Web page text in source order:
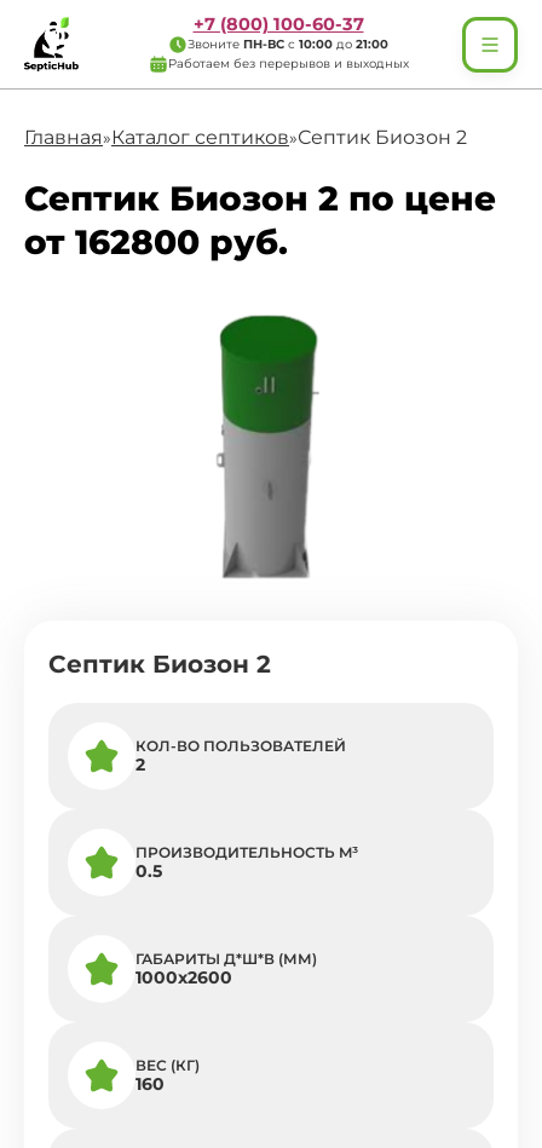
+7 (800) 100-60-37
Звоните ПН-ВС с 10:00 до 21:00
Работаем без перерывов и выходных
Главная»Каталог септиков»Септик Биозон 2
Септик Биозон 2 по цене
от 162800 руб.
Септик Биозон 2
КОЛ-ВО ПОЛЬЗОВАТЕЛЕЙ
2
ПРОИЗВОДИТЕЛЬНОСТЬ M³
0.5
ГАБАРИТЫ Д*Ш*В (ММ)
1000х2600
ВЕС (КГ)
160